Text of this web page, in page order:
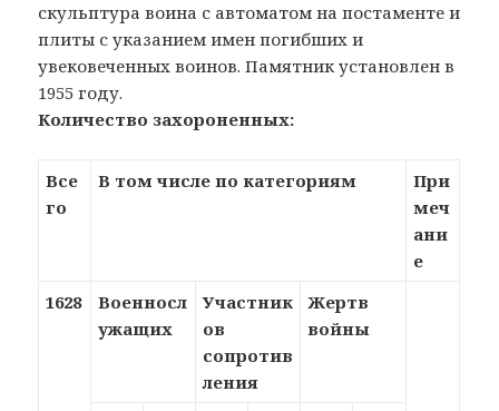
скульптура воина с автоматом на постаменте и
плиты с указанием имен погибших и
увековеченных воинов. Памятник установлен в
1955 году.
Количество захороненных:
Все
го
В том числе по категориям
При
меч
ани
е
1628
Военносл
ужащих
Участник
ов
сопротив
ления
Жертв
войны